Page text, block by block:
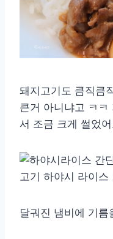
돼지고기도 큼직큼
큰거 아니냐고 ㅋㅋ
서 조금 크게 썰었
달궈진 냄비에 기름